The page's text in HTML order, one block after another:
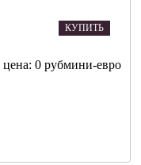
КУПИТЬ
цена: 0 рубмини-евро